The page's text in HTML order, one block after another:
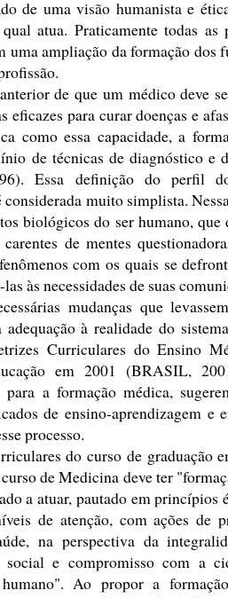
de uma visão humanista e
atua. Praticamente todas
ampliação da formação dos
de que um médico deve
eficazes para curar doenças e
como essa capacidade, a
de técnicas de diagnóstico e
Essa definição do perfil
muito simplista.
biológicos do ser humano,
de mentes
com os quais se
las às necessidades de suas
mudanças que
à realidade do
Curriculares do Ensino
em 2001 (BRASIL,
a formação médica,
de ensino-aprendizagem e
processo.
do curso de graduação
de Medicina deve ter
a atuar, pautado em princípios
de atenção, com ações de
na perspectiva da
social e compromisso com a
Ao propor a